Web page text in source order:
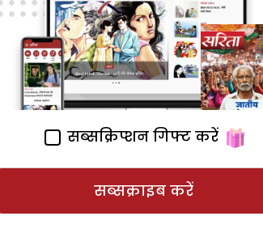
सब्सक्रिप्शन गिफ्ट करें
सब्सक्राइब करें